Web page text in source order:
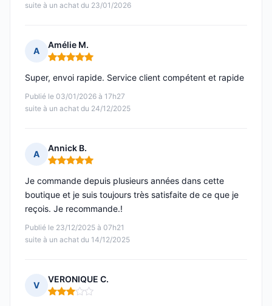
suite à un achat du 23/01/2026
A
Amélie M.
Note : 5 sur 5
Publié le 03/01/2026 à 17h27
suite à un achat du 24/12/2025
Super, envoi rapide. Service client compétent et rapide
A
Annick B.
Note : 5 sur 5
Publié le 23/12/2025 à 07h21
suite à un achat du 14/12/2025
Je commande depuis plusieurs années dans cette
boutique et je suis toujours très satisfaite de ce que je
reçois. Je recommande.!
V
VERONIQUE C.
Note : 3 sur 5